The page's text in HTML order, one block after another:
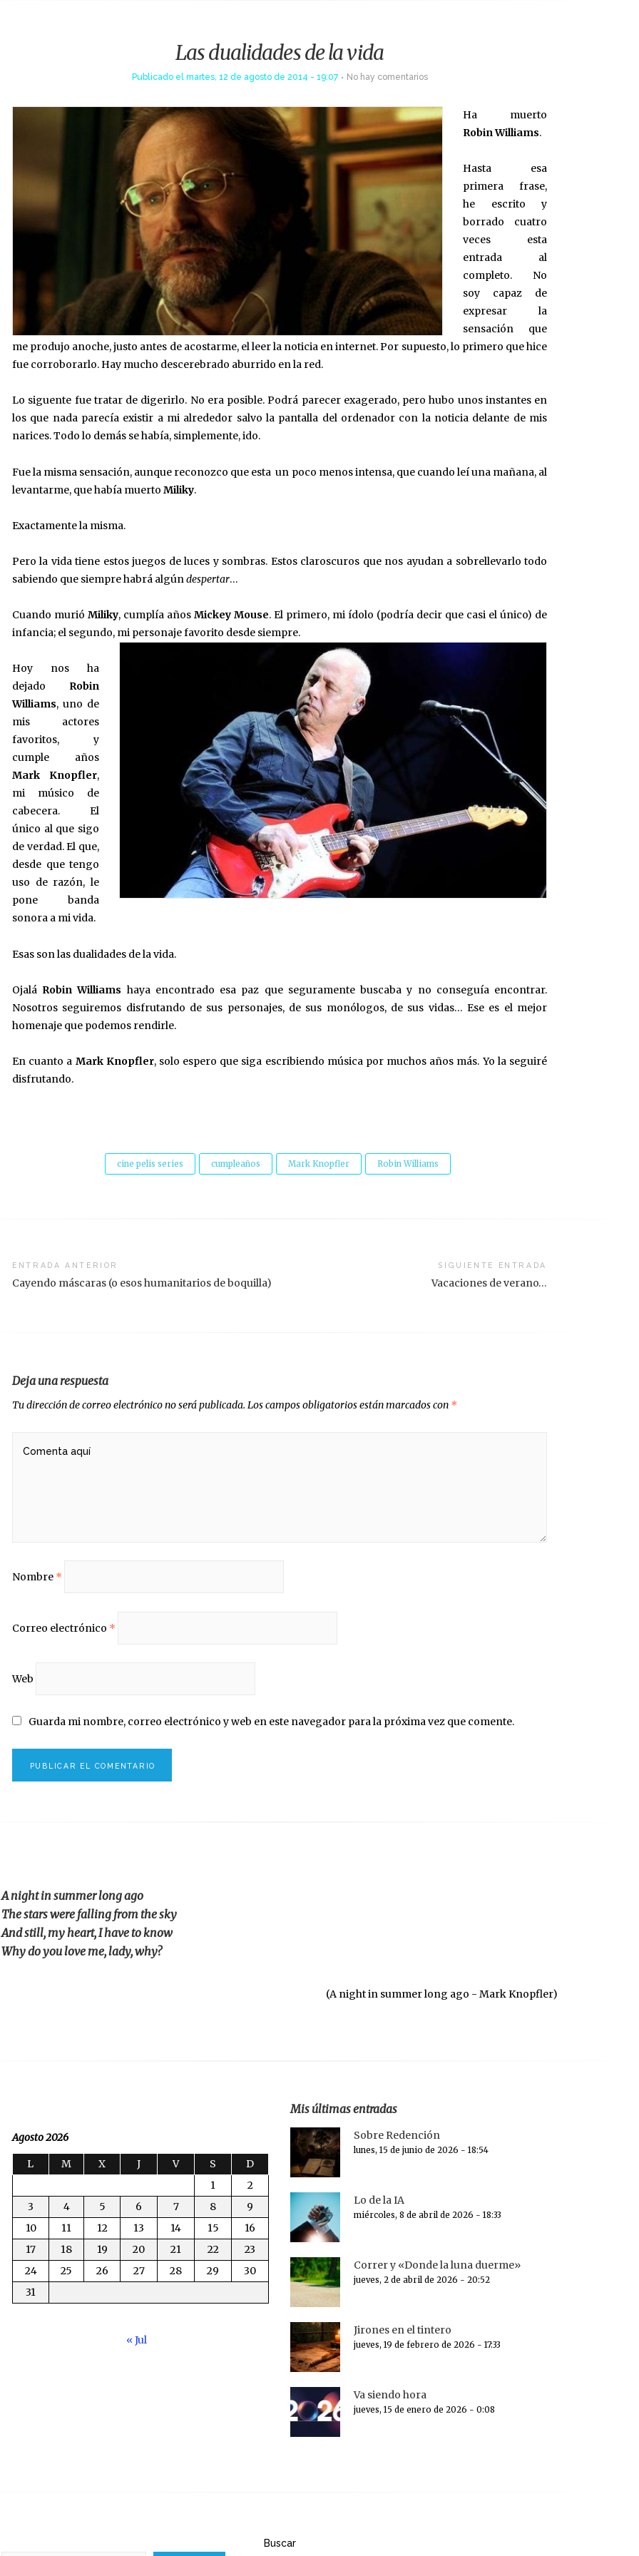
Las dualidades de la vida
Publicado el martes, 12 de agosto de 2014 - 19:07 No hay comentarios
Ha muerto
Robin Williams.
Hasta esa
primera frase,
he escrito y
borrado cuatro
veces esta
entrada al
completo. No
soy capaz de
expresar la
sensación que
me produjo anoche, justo antes de acostarme, el leer la noticia en internet. Por supuesto, lo primero que hice
fue corroborarlo. Hay mucho descerebrado aburrido en la red.
Lo siguente fue tratar de digerirlo. No era posible. Podrá parecer exagerado, pero hubo unos instantes en
los que nada parecía existir a mi alrededor salvo la pantalla del ordenador con la noticia delante de mis
narices. Todo lo demás se había, simplemente, ido.
Fue la misma sensación, aunque reconozco que esta un poco menos intensa, que cuando leí una mañana, al
levantarme, que había muerto Miliky.
Exactamente la misma.
Pero la vida tiene estos juegos de luces y sombras. Estos claroscuros que nos ayudan a sobrellevarlo todo
sabiendo que siempre habrá algúndespertar…
Cuando murió Miliky, cumplía años Mickey Mouse. El primero, mi ídolo (podría decir que casi el único) de
infancia; el segundo, mi personaje favorito desde siempre.
Hoy nos ha
dejado Robin
Williams, uno de
mis actores
favoritos, y
cumple años
Mark Knopfler,
mi músico de
cabecera. El
único al que sigo
de verdad. El que,
desde que tengo
uso de razón, le
pone banda
sonora a mi vida.
Esas son las dualidades de la vida.
Ojalá Robin Williams haya encontrado esa paz que seguramente buscaba y no conseguía encontrar.
Nosotros seguiremos disfrutando de sus personajes, de sus monólogos, de sus vidas… Ese es el mejor
homenaje que podemos rendirle.
En cuanto a Mark Knopfler, solo espero que siga escribiendo música por muchos años más. Yo la seguiré
disfrutando.
cine pelis series cumpleaños Mark Knopfler Robin Williams
ENTRADA ANTERIOR
Cayendo máscaras (o esos humanitarios de boquilla)
SIGUIENTE ENTRADA
Vacaciones de verano…
Deja una respuesta
Tu dirección de correo electrónico no será publicada. Los campos obligatorios están marcados con *
Nombre *
Correo electrónico *
Web
Guarda mi nombre, correo electrónico y web en este navegador para la próxima vez que comente.
A night in summer long ago
The stars were falling from the sky
And still, my heart, I have to know
Why do you love me, lady, why?
(A night in summer long ago - Mark Knopfler)
Agosto 2026
L M X J V S
D
1
2
3
4 5 6 7 8
9
10
11 12 13 14 15
16
17
18 19 20 21 22
23
24
25 26 27 28 29
30
31
« Jul
Mis últimas entradas
Sobre Redención
lunes, 15 de junio de 2026 - 18:54
Lo de la IA
miércoles, 8 de abril de 2026 - 18:33
Correr y «Donde la luna duerme»
jueves, 2 de abril de 2026 - 20:52
Jirones en el tintero
jueves, 19 de febrero de 2026 - 17:33
Va siendo hora
jueves, 15 de enero de 2026 - 0:08
Buscar